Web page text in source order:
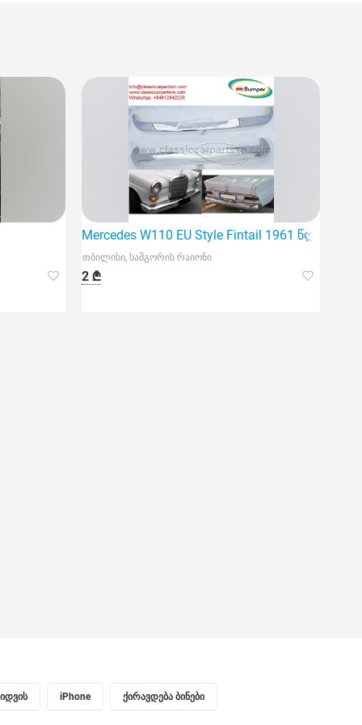
Mercedes W110 EU Style Fintail 1961 წლის
თბილისი, სამგორის რაიონი
2 ₾
iPhone ქირავდება ბინები